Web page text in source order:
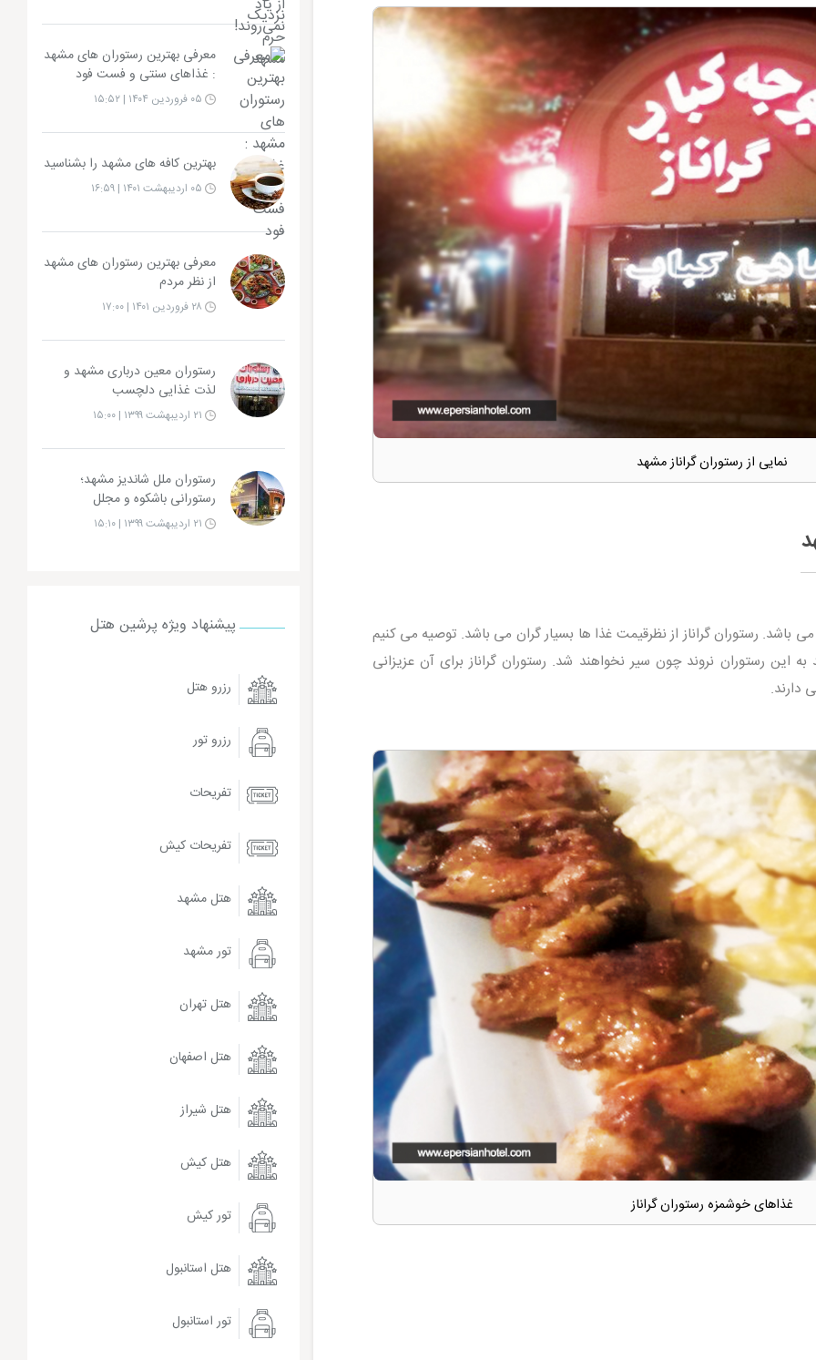
نمایی از رستوران گراناز مشهد
باشد. رستوران گراناز از نظرقیمت غذا ها بسیار گران می باشد. توصیه می کنیم
این رستوران نروند چون سیر نخواهند شد. رستوران گراناز برای آن عزیزانی
دارند.
غذاهای خوشمزه رستوران گراناز
معرفی بهترین رستوران های مشهد
: غذاهای سنتی و فست‌ فود
بهترین کافه های مشهد را بشناسید
معرفی بهترین رستوران های مشهد
از نظر مردم
رستوران معین درباری مشهد و
لذت غذایی دلچسب
رستوران ملل شاندیز مشهد؛
رستورانی باشکوه و مجلل
پیشنهاد ویژه پرشین هتل
رزرو هتل
رزرو تور
تفریحات
تفریحات کیش
هتل مشهد
تور مشهد
هتل تهران
هتل اصفهان
هتل شیراز
هتل کیش
تور کیش
هتل استانبول
تور استانبول